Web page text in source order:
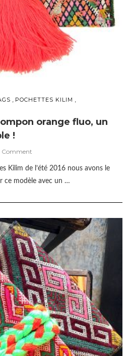
POCHETTES KILIM
orange fluo, un
!
Comment
Kilim de l’été 2016 nous avons le
ce modèle avec un …